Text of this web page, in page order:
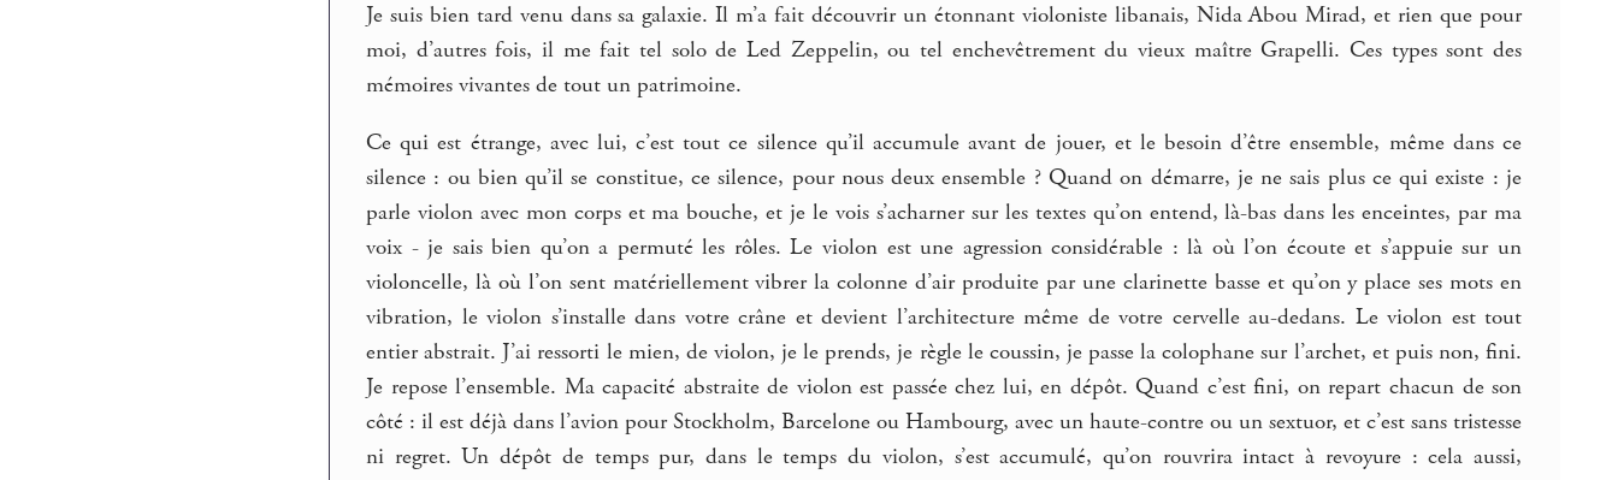
Je suis bien tard venu dans sa galaxie. Il m’a fait découvrir un étonnant violoniste libanais, Nida Abou Mirad, et rien que pour
moi, d’autres fois, il me fait tel solo de Led Zeppelin, ou tel enchevêtrement du vieux maître Grapelli. Ces types sont des
mémoires vivantes de tout un patrimoine.
Ce qui est étrange, avec lui, c’est tout ce silence qu’il accumule avant de jouer, et le besoin d’être ensemble, même dans ce
silence : ou bien qu’il se constitue, ce silence, pour nous deux ensemble ? Quand on démarre, je ne sais plus ce qui existe : je
parle violon avec mon corps et ma bouche, et je le vois s’acharner sur les textes qu’on entend, là-bas dans les enceintes, par ma
voix - je sais bien qu’on a permuté les rôles. Le violon est une agression considérable : là où l’on écoute et s’appuie sur un
violoncelle, là où l’on sent matériellement vibrer la colonne d’air produite par une clarinette basse et qu’on y place ses mots en
vibration, le violon s’installe dans votre crâne et devient l’architecture même de votre cervelle au-dedans. Le violon est tout
entier abstrait. J’ai ressorti le mien, de violon, je le prends, je règle le coussin, je passe la colophane sur l’archet, et puis non, fini.
Je repose l’ensemble. Ma capacité abstraite de violon est passée chez lui, en dépôt. Quand c’est fini, on repart chacun de son
côté : il est déjà dans l’avion pour Stockholm, Barcelone ou Hambourg, avec un haute-contre ou un sextuor, et c’est sans tristesse
ni regret. Un dépôt de temps pur, dans le temps du violon, s’est accumulé, qu’on rouvrira intact à revoyure : cela aussi,